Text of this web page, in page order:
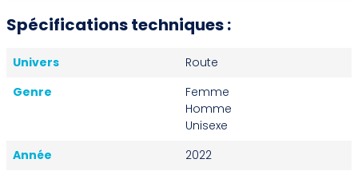
Spécifications techniques :
Univers
Route
Genre
Femme
Homme
Unisexe
Année
2022